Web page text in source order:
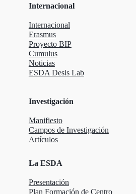
Internacional
Internacional
Erasmus
Proyecto BIP
Cumulus
Noticias
ESDA Desis Lab
Investigación
Manifiesto
Campos de Investigación
Artículos
La ESDA
Presentación
Plan Formación de Centro